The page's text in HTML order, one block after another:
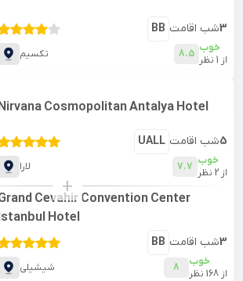
BB شب اقامت3
تکسیم 8.5 خوب
از 1 نظر
Cosmopolitan Antalya Hotel
UALL شب اقامت5
لارا 7.7 خوب
از 2 نظر
+
Cevahir Convention Center
Hotel
BB شب اقامت3
شیشیلی 8
خوب
از 168 نظر